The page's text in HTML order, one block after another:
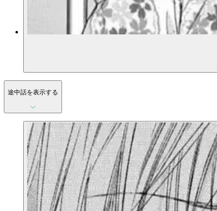
途中話を表示する